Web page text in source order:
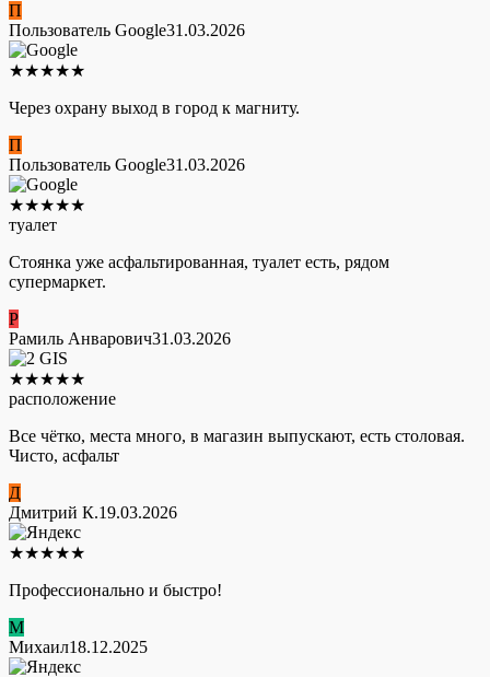
П
Пользователь Google31.03.2026
★★★★★
Через охрану выход в город к магниту.
П
Пользователь Google31.03.2026
★★★★★
туалет
Стоянка уже асфальтированная, туалет есть, рядом
супермаркет.
Р
Рамиль Анварович31.03.2026
★★★★★
расположение
Все чётко, места много, в магазин выпускают, есть столовая.
Чисто, асфальт
Д
Дмитрий К.19.03.2026
★★★★★
Профессионально и быстро!
М
Михаил18.12.2025